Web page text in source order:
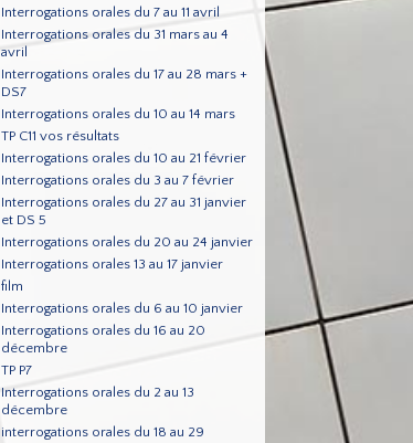
Interrogations orales du 7 au 11 avril
Interrogations orales du 31 mars au 4
avril
Interrogations orales du 17 au 28 mars +
DS7
Interrogations orales du 10 au 14 mars
TP C11 vos résultats
Interrogations orales du 10 au 21 février
Interrogations orales du 3 au 7 février
Interrogations orales du 27 au 31 janvier
et DS 5
Interrogations orales du 20 au 24 janvier
Interrogations orales 13 au 17 janvier
film
Interrogations orales du 6 au 10 janvier
Interrogations orales du 16 au 20
décembre
TP P7
Interrogations orales du 2 au 13
décembre
interrogations orales du 18 au 29